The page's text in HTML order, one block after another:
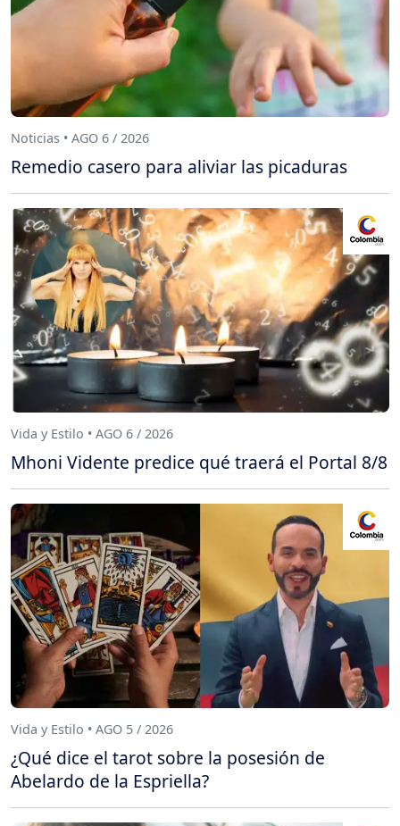
Noticias • AGO 6 / 2026
Remedio casero para aliviar las picaduras
Vida y Estilo • AGO 6 / 2026
Mhoni Vidente predice qué traerá el Portal 8/8
Vida y Estilo • AGO 5 / 2026
¿Qué dice el tarot sobre la posesión de
Abelardo de la Espriella?